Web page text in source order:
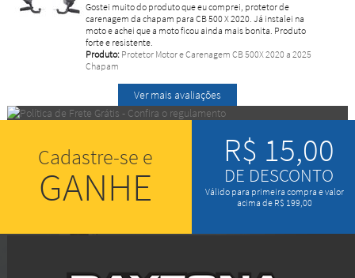
Gostei muito do produto que eu comprei, protetor de
carenagem da chapam para CB 500 X 2020. Já instalei na
moto e achei que a moto ficou ainda mais bonita. Produto
forte e resistente.
Produto:Protetor Motor e Carenagem CB 500X 2020 a 2025
Chapam
Ver mais avaliações
Cadastre-se e
GANHE
R$ 15,00
DE DESCONTO
Válido para primeira compra e valor
acima de R$ 199,00